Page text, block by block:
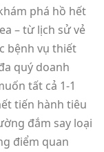
phá hồ hết
– từ lịch sử vẻ
bệnh vụ thiết
quý doanh
tất cả 1-1
tiến hành tiêu
đắm say loại
điểm quan